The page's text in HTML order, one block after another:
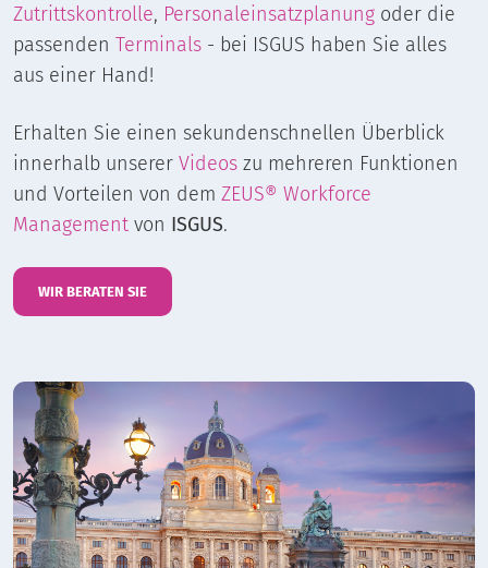
Zutrittskontrolle, Personaleinsatzplanung oder die
passenden Terminals - bei ISGUS haben Sie alles
aus einer Hand!
Erhalten Sie einen sekundenschnellen Überblick
innerhalb unserer Videos zu mehreren Funktionen
und Vorteilen von dem ZEUS® Workforce
Management von ISGUS.
WIR BERATEN SIE